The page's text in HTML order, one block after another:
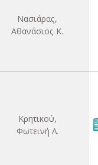
Νασιάρας,
Αθανάσιος Κ.
Κρητικού,
Φωτεινή Λ.